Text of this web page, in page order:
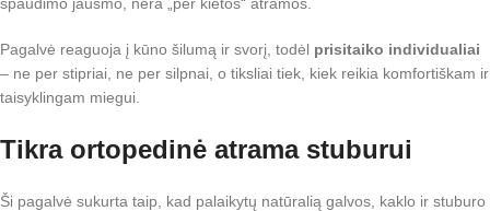
Pagalvė reaguoja į kūno šilumą ir svorį, todėl prisitaiko individualiai
– ne per stipriai, ne per silpnai, o tiksliai tiek, kiek reikia komfortiškam ir
taisyklingam miegui.
Tikra ortopedinė atrama stuburui
Ši pagalvė sukurta taip, kad palaikytų natūralią galvos, kaklo ir stuburo